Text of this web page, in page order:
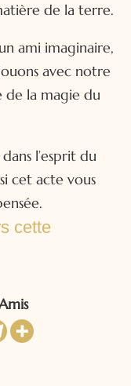
de la terre.
ami imaginaire,
avec notre
de la magie du
l’esprit du
cet acte vous
cette